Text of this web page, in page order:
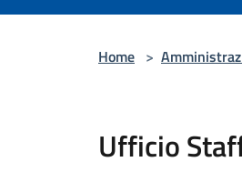
Home >
Ufficio